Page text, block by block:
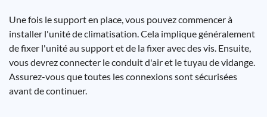
Une fois le support en place, vous pouvez commencer à
installer l'unité de climatisation. Cela implique généralement
de fixer l'unité au support et de la fixer avec des vis. Ensuite,
vous devrez connecter le conduit d'air et le tuyau de vidange.
Assurez-vous que toutes les connexions sont sécurisées
avant de continuer.